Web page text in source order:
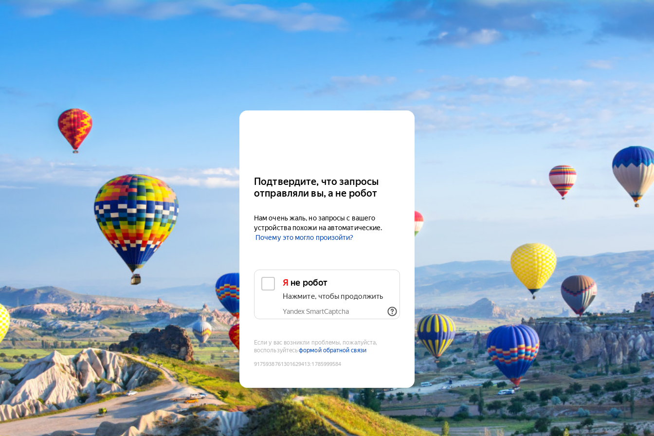
Подтвердите, что запросы
отправляли вы, а не робот
Нам очень жаль, но запросы с вашего
устройства похожи на автоматические.
Почему это могло произойти?
Я не робот
Нажмите, чтобы продолжить
Yandex SmartCaptcha
Если у вас возникли проблемы, пожалуйста,
воспользуйтесьформой обратной связи
9175938761301629413:1785999584